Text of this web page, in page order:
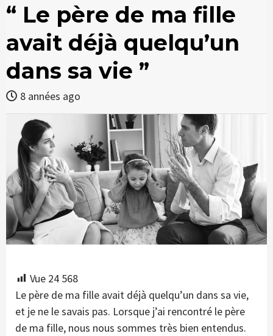
“ Le père de ma fille
avait déjà quelqu’un
dans sa vie ”
8 années ago
Vue 24 568
Le père de ma fille avait déjà quelqu’un dans sa vie,
et je ne le savais pas. Lorsque j’ai rencontré le père
de ma fille, nous nous sommes très bien entendus.